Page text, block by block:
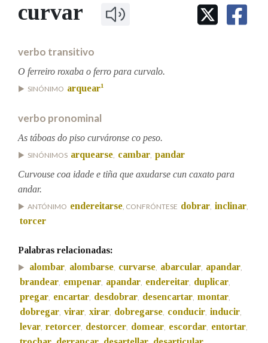
IDENTIDADE CORPORATIVA
MARCIAL DEL ADALID
FIGURAS HOMENAXEADAS
PRIMAVERA DAS LETRAS
Facebook
TwitterYoutubeInstagramBluesky
BUSCAR NOS LEMAS
Remata por
BUSCAR NO CONTIDO
Nas definicións
Nos exemplos
Na fraseoloxía
curvar
verbo transitivo
O ferreiro roxaba o ferro para curvalo.
SINÓNIMO arquear1
verbo pronominal
As táboas do piso curváronse co peso.
SINÓNIMOS arquearse, cambar, pandar
Curvouse coa idade e tiña que axudarse cun caxato para
andar.
ANTÓNIMO endereitarse, CONFRÓNTESE dobrar, inclinar,
torcer
Palabras relacionadas:
alombar, alombarse, curvarse, abarcular, apandar,
brandear, empenar, apandar, endereitar, duplicar,
pregar, encartar, desdobrar, desencartar, montar,
dobregar, virar, xirar, dobregarse, conducir, inducir,
levar, retorcer, destorcer, domear, escordar, entortar,